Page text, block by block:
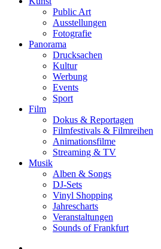
Public Art
Ausstellungen
Fotografie
Panorama
Drucksachen
Kultur
Werbung
Events
Sport
Film
Dokus & Reportagen
Filmfestivals & Filmreihen
Animationsfilme
Streaming & TV
Musik
Alben & Songs
DJ-Sets
Vinyl Shopping
Jahrescharts
Veranstaltungen
Sounds of Frankfurt